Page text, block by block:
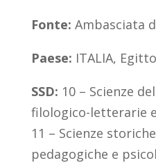
Fonte: Ambasciata
Paese: ITALIA, Egitto
SSD: 10 – Scienze
filologico-letterarie
11 – Scienze
pedagogiche e